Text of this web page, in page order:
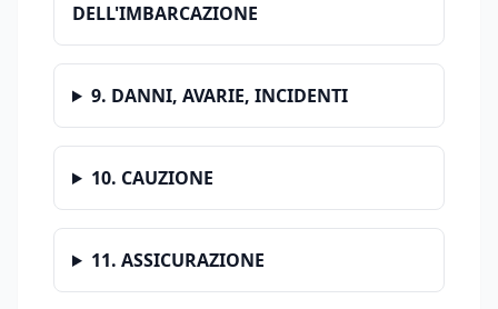
DELL'IMBARCAZIONE
9. DANNI, AVARIE, INCIDENTI
10. CAUZIONE
11. ASSICURAZIONE